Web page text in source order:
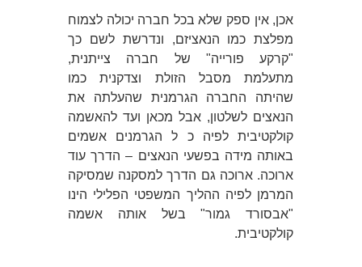
אכן, אין ספק שלא בכל חברה יכולה לצמוח
מפלצת כמו הנאציזם, ונדרשת לשם כך
"קרקע פורייה" של חברה צייתנית,
מתעלמת מסבל הזולת וצדקנית כמו
שהיתה החברה הגרמנית שהעלתה את
הנאצים לשלטון, אבל מכאן ועד להאשמה
קולקטיבית לפיה כ ל הגרמנים אשמים
באותה מידה בפשעי הנאצים – הדרך עוד
ארוכה. ארוכה גם הדרך למסקנה שמסיקה
המרמן לפיה ההליך המשפטי הפלילי הינו
"אבסורד גמור" בשל אותה אשמה
קולקטיבית.